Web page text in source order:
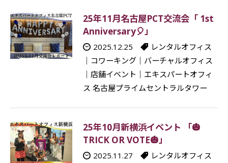
25年11月名古屋PCT交流会「 1st
Anniversary🎈」
2025.12.25
レンタルオフィス
コワーキング｜ バーチャルオフィス
店舗イベント
エキスパートオフィ
ス 名古屋プライムセントラルタワー
25年10月新横浜イベント 「🎃
TRICK OR VOTE🎃」
2025.11.27
レンタルオフィス